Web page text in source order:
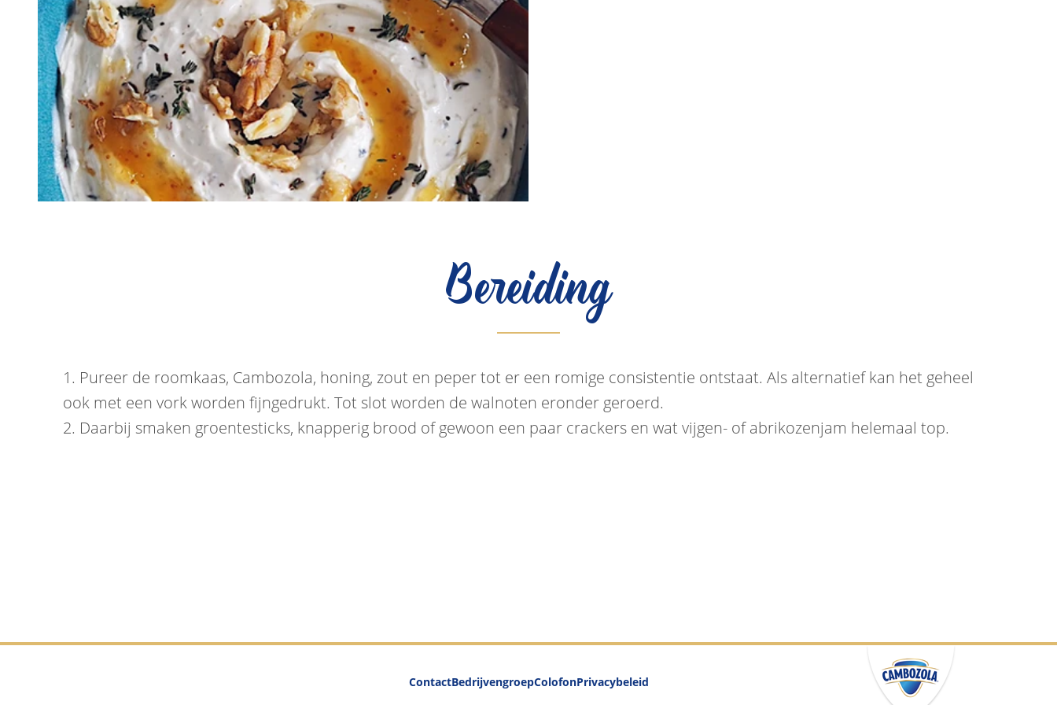
Bereiding
1. Pureer de roomkaas, Cambozola, honing, zout en peper tot er een romige consistentie ontstaat. Als alternatief kan het geheel
ook met een vork worden fijngedrukt. Tot slot worden de walnoten eronder geroerd.
2. Daarbij smaken groentesticks, knapperig brood of gewoon een paar crackers en wat vijgen- of abrikozenjam helemaal top.
ContactBedrijvengroepColofonPrivacybeleid